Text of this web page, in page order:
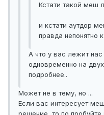
Кстати такой меш
и кстати аутдор
правда непонятно
А что у вас лежит
одновременно на
подробнее..
Может не в тему, но ...
Если вас интересует